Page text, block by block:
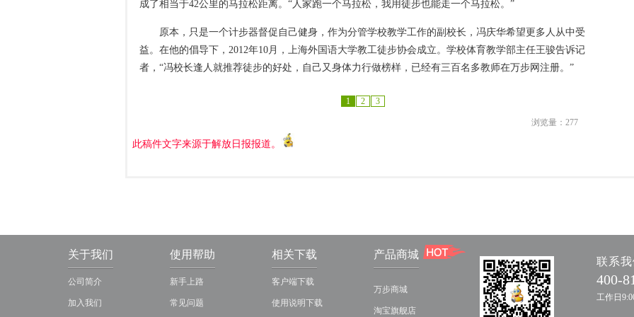
成了相当于42公里的马拉松距离。“人家跑一个马拉松，我用徒步也能走一个马拉松。”
原本，只是一个计步器督促自己健身，作为分管学校教学工作的副校长，冯庆华希望更多人从中受
益。在他的倡导下，2012年10月，上海外国语大学教工徒步协会成立。学校体育教学部主任王骏告诉记
者，“冯校长逢人就推荐徒步的好处，自己又身体力行做榜样，已经有三百名多教师在万步网注册。”
1 2 3
浏览量： 277
此稿件文字来源于解放日报报道。
关于我们
公司简介
加入我们
使用帮助
新手上路
常见问题
相关下载
客户端下载
使用说明下载
产品商城
万步商城
淘宝旗舰店
联系我
400-
工作日